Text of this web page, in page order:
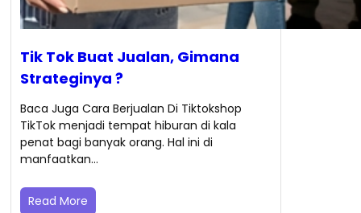
Tik Tok Buat Jualan, Gimana
Strateginya ?
Baca Juga Cara Berjualan Di Tiktokshop
TikTok menjadi tempat hiburan di kala
penat bagi banyak orang. Hal ini di
manfaatkan…
Read More